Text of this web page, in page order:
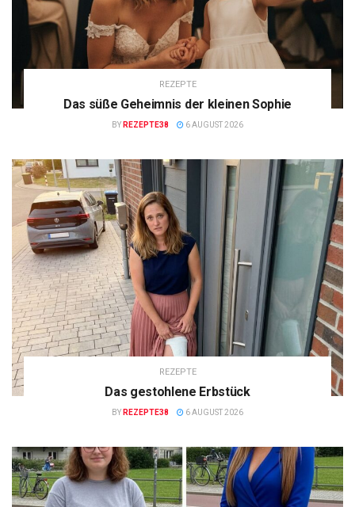
REZEPTE
Das süße Geheimnis der kleinen Sophie
BY REZEPTE38 6 AUGUST 2026
REZEPTE
Das gestohlene Erbstück
BY REZEPTE38 6 AUGUST 2026